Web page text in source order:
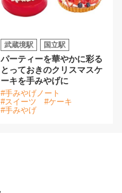
武蔵境駅 国立駅
パーティーを華やかに彩る
とっておきのクリスマスケ
ーキを手みやげに
#手みやげノート
#スイーツ
#ケーキ
#手みやげ